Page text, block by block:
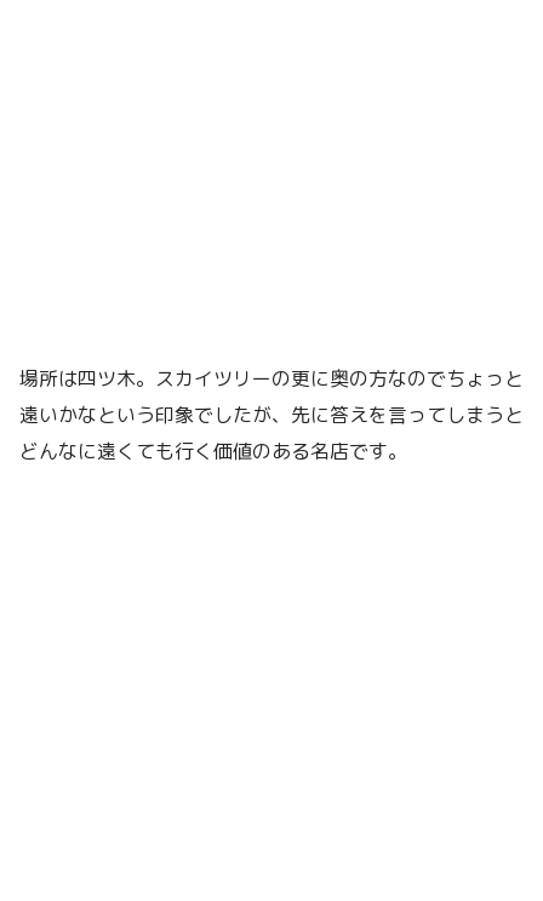
場所は四ツ木。スカイツリーの更に奥の方なのでちょっと
遠いかなという印象でしたが、先に答えを言ってしまうと
どんなに遠くても行く価値のある名店です。